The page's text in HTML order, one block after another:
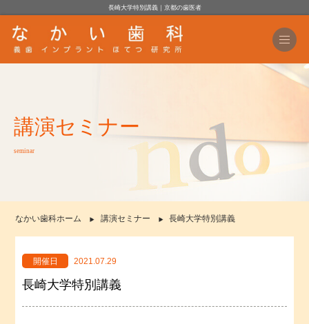
長崎大学特別講義｜京都の歯医者
講演セミナー
seminar
なかい歯科ホーム 講演セミナー 長崎大学特別講義
開催日 2021.07.29
長崎大学特別講義